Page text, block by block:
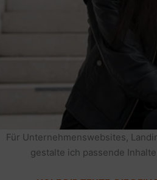
Für Unternehmenswebsites,
gestalte ich passende